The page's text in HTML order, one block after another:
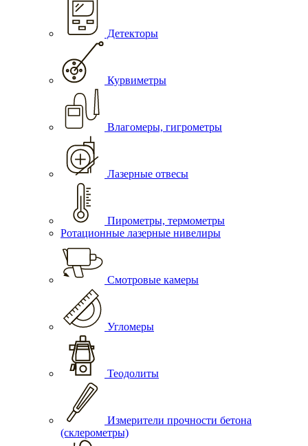
Детекторы
Курвиметры
Влагомеры, гигрометры
Лазерные отвесы
Пирометры, термометры
Ротационные лазерные нивелиры
Смотровые камеры
Угломеры
Теодолиты
Измерители прочности бетона
(склерометры)